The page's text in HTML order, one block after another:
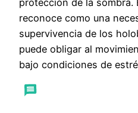
reconoce como una
supervivencia de los
puede obligar al
bajo condiciones de